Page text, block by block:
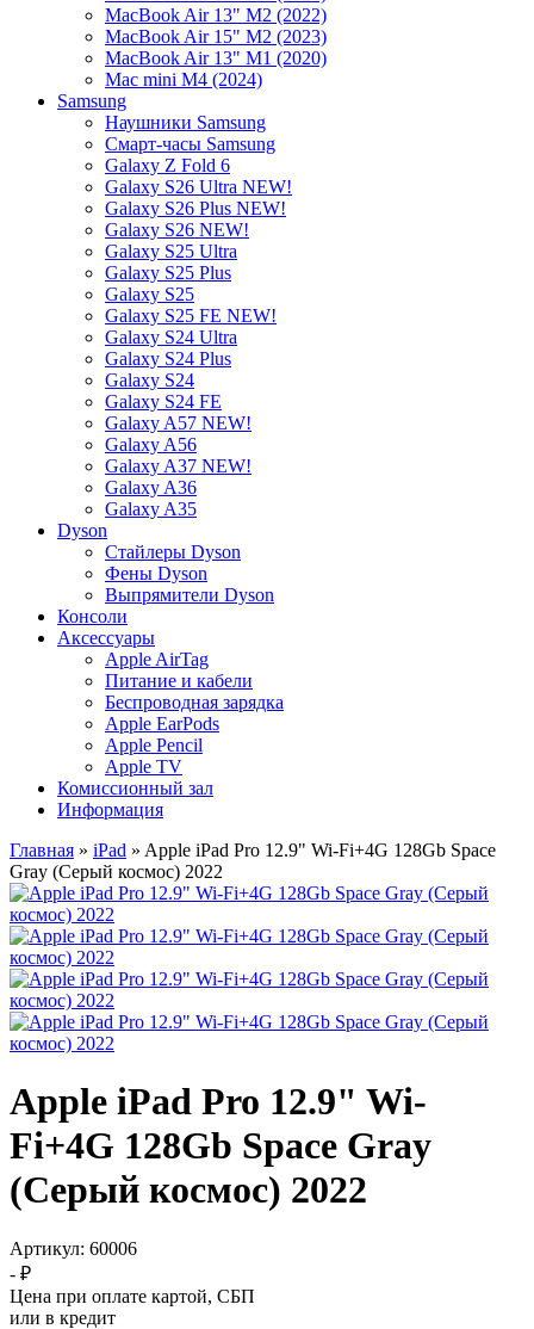
MacBook Air 13" M2 (2022)
MacBook Air 15" M2 (2023)
MacBook Air 13" M1 (2020)
Mac mini M4 (2024)
Samsung
Наушники Samsung
Смарт-часы Samsung
Galaxy Z Fold 6
Galaxy S26 Ultra NEW!
Galaxy S26 Plus NEW!
Galaxy S26 NEW!
Galaxy S25 Ultra
Galaxy S25 Plus
Galaxy S25
Galaxy S25 FE NEW!
Galaxy S24 Ultra
Galaxy S24 Plus
Galaxy S24
Galaxy S24 FE
Galaxy A57 NEW!
Galaxy A56
Galaxy A37 NEW!
Galaxy A36
Galaxy A35
Dyson
Стайлеры Dyson
Фены Dyson
Выпрямители Dyson
Консоли
Аксессуары
Apple AirTag
Питание и кабели
Беспроводная зарядка
Apple EarPods
Apple Pencil
Apple TV
Комиссионный зал
Информация
Главная » iPad » Apple iPad Pro 12.9" Wi-Fi+4G 128Gb Space
Gray (Серый космос) 2022
Apple iPad Pro 12.9" Wi-
Fi+4G 128Gb Space Gray
(Серый космос) 2022
Артикул: 60006
- ₽
Цена при оплате картой, СБП
или в кредит